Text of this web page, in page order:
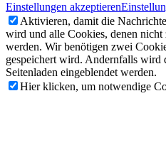
Einstellungen akzeptieren
Aktivieren, damit die
wird und alle Cookies, denen
werden. Wir benötigen zwei
gespeichert wird. Andernfalls wird
Seitenladen eingeblendet werden.
Hier klicken, um notwendige